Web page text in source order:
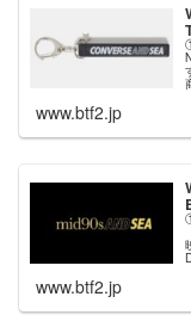
www.btf2.jp
www.btf2.jp